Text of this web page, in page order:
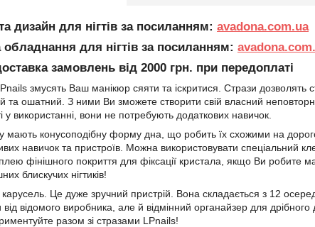
дизайн для нігтів за посиланням: avadona.com.ua
обладнання для нігтів за посиланням:
замовлень від 2000 грн. при передоплаті
змусять Ваш манікюр сяяти та іскритися. Стрази дозволять
та ошатний. З ними Ви зможете створити свій власний
у використанні, вони не потребують додаткових навичок.
мають конусоподібну форму дна, що робить їх схожими на
навичок та пристроїв. Можна використовувати спеціальний
фінішного покриття для фіксації кристала, якщо Ви робите
блискучих нігтиків!
Це дуже зручний пристрій. Вона складається з 12
від відомого виробника, але й відмінний органайзер для
разом зі стразами LPnails!